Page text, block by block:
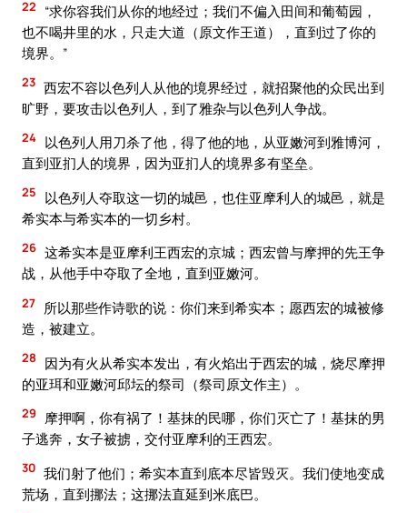
22
“求你容我们从你的地经过；我们不偏入田间和葡萄园，
也不喝井里的水，只走大道（原文作王道），直到过了你的
境界。”
23 西宏不容以色列人从他的境界经过，就招聚他的众民出到
旷野，要攻击以色列人，到了雅杂与以色列人争战。
24 以色列人用刀杀了他，得了他的地，从亚嫩河到雅博河，
直到亚扪人的境界，因为亚扪人的境界多有坚垒。
25
以色列人夺取这一切的城邑，也住亚摩利人的城邑，就是
希实本与希实本的一切乡村。
26 这希实本是亚摩利王西宏的京城；西宏曾与摩押的先王争
战，从他手中夺取了全地，直到亚嫩河。
27
所以那些作诗歌的说：你们来到希实本；愿西宏的城被修
造，被建立。
28
因为有火从希实本发出，有火焰出于西宏的城，烧尽摩押
的亚珥和亚嫩河邱坛的祭司（祭司原文作主）。
29
摩押啊，你有祸了！基抹的民哪，你们灭亡了！基抹的男
子逃奔，女子被掳，交付亚摩利的王西宏。
30 我们射了他们；希实本直到底本尽皆毁灭。我们使地变成
荒场，直到挪法；这挪法直延到米底巴。